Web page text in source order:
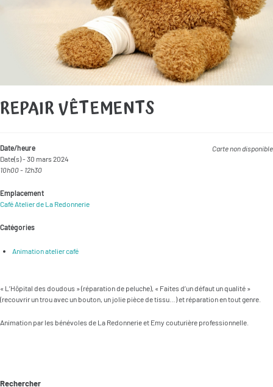
REPAIR VÊTEMENTS
Carte non disponible
Date/heure
Date(s) - 30 mars 2024
10h00 - 12h30
Emplacement
Café Atelier de La Redonnerie
Catégories
Animation atelier café
« L’Hôpital des doudous » (réparation de peluche), « Faites d’un défaut un qualité »
(recouvrir un trou avec un bouton, un jolie pièce de tissu…) et réparation en tout genre.
Animation par les bénévoles de La Redonnerie et Emy couturière professionnelle.
Rechercher